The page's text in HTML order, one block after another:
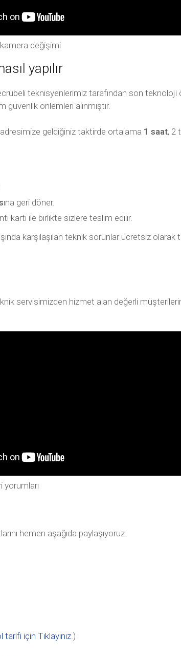
değişimi
yapılır
teknisyenlerimiz tarafından son teknoloji
güvenlik önlemleri alınmıştır.
geldiğiniz taktirde ortalama 1 saat, 2
ına geri döner.
kartı ile birlikte sizlere teslim edilir.
karşılaşılan teknik sorunlar ücretsiz
servisimizden hizmet alan değerli
hemen aşağıda paylaşıyoruz.
tarifi için Tıklayınız.)